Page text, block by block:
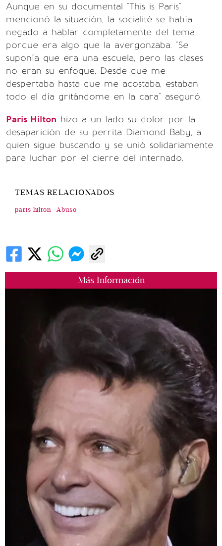
Más Información
Aunque en su documental "This is Paris"
mencionó la situación, la socialité se había
negado a hablar completamente del tema
porque era algo que la avergonzaba. "Se
suponía que era una escuela, pero las clases
no eran su enfoque. Desde que me
despertaba hasta que me acostaba, estaban
todo el día gritándome en la cara" aseguró.
Paris Hilton hizo a un lado su dolor por la
desaparición de su perrita Diamond Baby, a
quien sigue buscando y se unió solidariamente
para luchar por el cierre del internado.
TEMAS RELACIONADOS
paris hilton Abuso